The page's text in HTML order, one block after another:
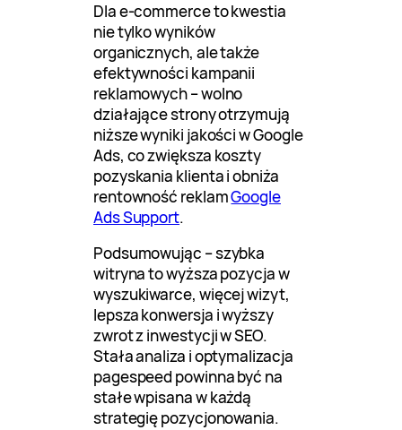
Dla e-commerce to kwestia
nie tylko wyników
organicznych, ale także
efektywności kampanii
reklamowych – wolno
działające strony otrzymują
niższe wyniki jakości w Google
Ads, co zwiększa koszty
pozyskania klienta i obniża
rentowność reklamGoogle
Ads Support.
Podsumowując – szybka
witryna to wyższa pozycja w
wyszukiwarce, więcej wizyt,
lepsza konwersja i wyższy
zwrot z inwestycji w SEO.
Stała analiza i optymalizacja
pagespeed powinna być na
stałe wpisana w każdą
strategię pozycjonowania.